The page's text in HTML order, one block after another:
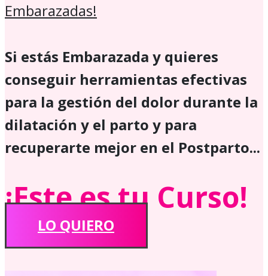
Embarazadas​!
Si estás Embarazada y quieres
conseguir herramientas efectivas
para la gestión del d​olor durante la
dilatación y el parto y para
recuperarte mejor en el Postparto...
¡Este es tu Curso!
LO QUIERO